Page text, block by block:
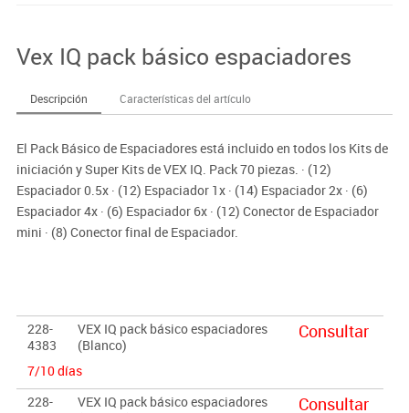
Vex IQ pack básico espaciadores
Descripción Características del artículo
El Pack Básico de Espaciadores está incluido en todos los Kits de
iniciación y Super Kits de VEX IQ. Pack 70 piezas. · (12)
Espaciador 0.5x · (12) Espaciador 1x · (14) Espaciador 2x · (6)
Espaciador 4x · (6) Espaciador 6x · (12) Conector de Espaciador
mini · (8) Conector final de Espaciador.
228-
4383
VEX IQ pack básico espaciadores
(Blanco)
7/10 días
Consultar
228-
VEX IQ pack básico espaciadores
Consultar